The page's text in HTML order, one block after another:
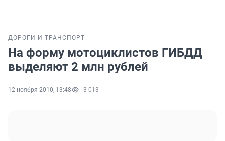
ДОРОГИ И ТРАНСПОРТ
На форму мотоциклистов ГИБДД
выделяют 2 млн рублей
12 ноября 2010, 13:48 3 013